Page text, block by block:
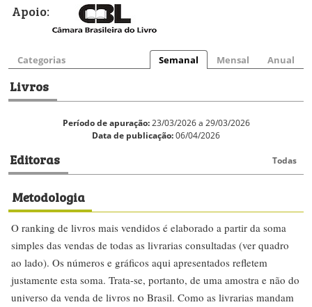
Apoio:
Categorias Semanal Mensal Anual
Livros
Período de apuração:23/03/2026 a 29/03/2026
Data de publicação:06/04/2026
Editoras Todas
Metodologia
O ranking de livros mais vendidos é elaborado a partir da soma
simples das vendas de todas as livrarias consultadas (ver quadro
ao lado). Os números e gráficos aqui apresentados refletem
justamente esta soma. Trata-se, portanto, de uma amostra e não do
universo da venda de livros no Brasil. Como as livrarias mandam